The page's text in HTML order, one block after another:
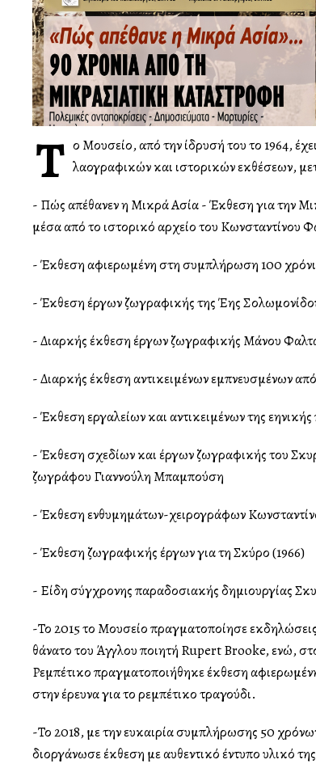
Τ ο Μουσείο, από την ίδρυσή του το 1964,
λαογραφικών και ιστορικών εκθέσεων,
- Πώς απέθανεν η Μικρά Ασία - Έκθεση για την
μέσα από το ιστορικό αρχείο του Κωνσταντίνου
- Έκθεση αφιερωμένη στη συμπλήρωση 100
- Έκθεση έργων ζωγραφικής της Έλλης
- Διαρκής έκθεση έργων ζωγραφικής Μάνου
- Διαρκής έκθεση αντικειμένων εμπνευσμένων
- Έκθεση εργαλείων και αντικειμένων της
- Έκθεση σχεδίων και έργων ζωγραφικής του
ζωγράφου Γιαννούλη Μπαμπούση
- Έκθεση ενθυμημάτων-χειρογράφων
- Έκθεση ζωγραφικής έργων για τη Σκύρο (1966)
- Είδη σύγχρονης παραδοσιακής δημιουργίας
-Το 2015 το Μουσείο πραγματοποίησε
θάνατο του Άγγλου ποιητή Rupert Brooke, ενώ,
Ρεμπέτικο πραγματοποιήθηκε έκθεση
στην έρευνα για το ρεμπέτικο τραγούδι.
-Το 2018, με την ευκαιρία συμπλήρωσης 50
διοργάνωσε έκθεση με αυθεντικό έντυπο υλικό